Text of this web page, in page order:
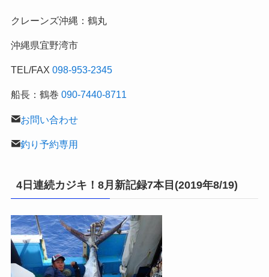
釣
記
クレーンズ沖縄：鶴丸
沖縄県宜野湾市
TEL/FAX 098-953-2345
船長：鶴巻 090-7440-8711
お問い合わせ
釣り予約専用
4日連続カジキ！8月新記録7本目(2019年8/19)